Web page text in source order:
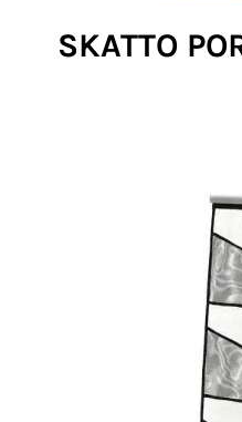
SKATTO